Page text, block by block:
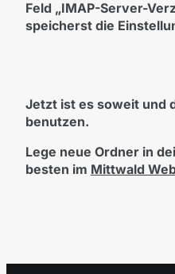
Feld „IMAP-Server-
speicherst die
Jetzt ist es soweit und
benutzen.
Lege neue Ordner in
besten im Mittwald